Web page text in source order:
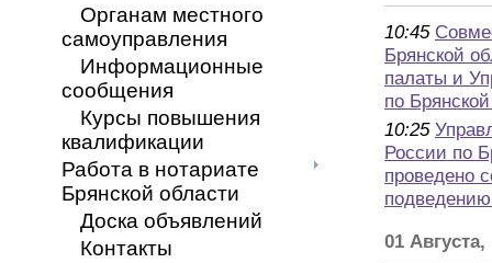
Органам местного
самоуправления
Информационные
сообщения
Курсы повышения
квалификации
Работа в нотариате
Брянской области
Доска объявлений
Контакты
10:45
Брянской
палаты и
по
10:25
России по
проведено
01